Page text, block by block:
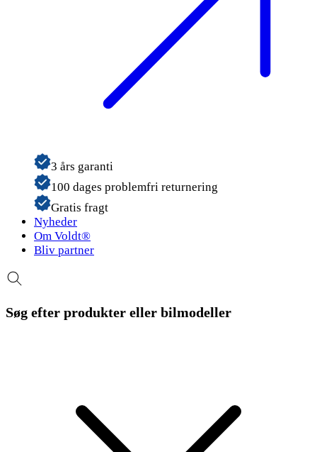
3 års garanti
100 dages problemfri returnering
Gratis fragt
Nyheder
Om Voldt®
Bliv partner
Søg efter produkter eller bilmodeller